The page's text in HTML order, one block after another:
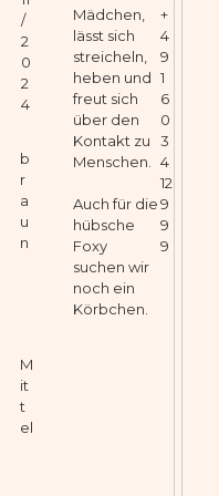
Mädchen,
lässt sich
streicheln,
heben und
freut sich
über den
Kontakt zu
Menschen.
Auch für die
hübsche
Foxy
suchen wir
noch ein
Körbchen.
+
4
9
1
6
0
3
4
12
9
9
9
/
2
0
2
4
b
r
a
u
n
M
it
t
el